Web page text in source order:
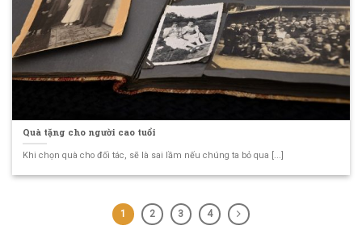
Quà tặng cho người cao tuổi
Khi chọn quà cho đối tác, sẽ là sai lầm nếu chúng ta bỏ qua [...]
1 2 3 4